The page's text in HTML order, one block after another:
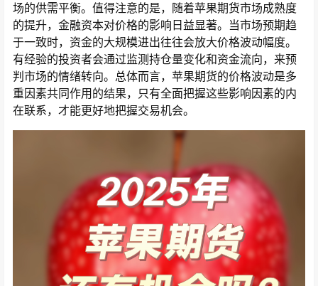
场的供需平衡。值得注意的是，随着苹果期货市场成熟度
的提升，金融资本对价格的影响日益显著。当市场预期趋
于一致时，资金的大规模进出往往会放大价格波动幅度。
有经验的投资者会通过监测持仓量变化和资金流向，来预
判市场的情绪转向。总体而言，苹果期货的价格波动是多
重因素共同作用的结果，只有全面把握这些影响因素的内
在联系，才能更好地把握交易机会。